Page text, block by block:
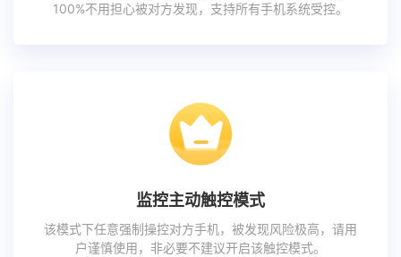
100%不用担心被对方发现，支持所有手机系统受控。
监控主动触控模式
该模式下任意强制操控对方手机，被发现风险极高，请用
户谨慎使用，非必要不建议开启该触控模式。